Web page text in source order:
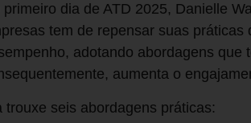
primeiro dia de ATD 2025, Danielle
tem de repensar suas
adotando abordagens
aumenta o
trouxe seis abordagens práticas: